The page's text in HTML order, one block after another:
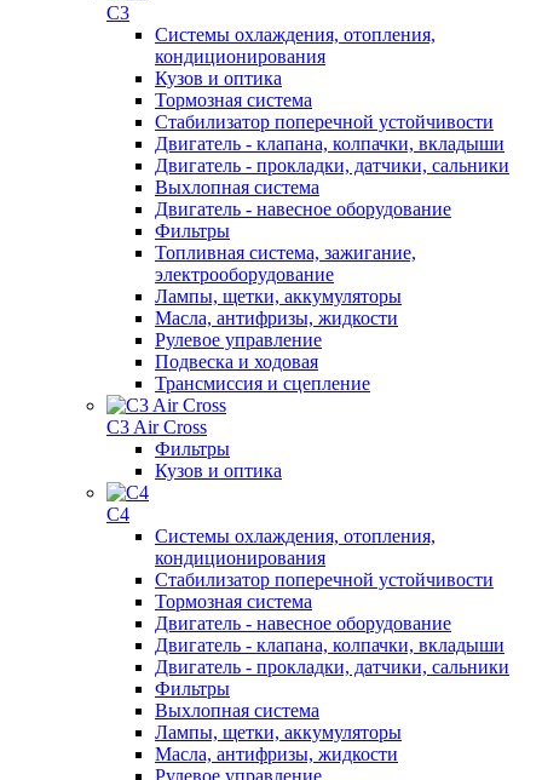
C3
Системы охлаждения, отопления,
кондиционирования
Кузов и оптика
Тормозная система
Стабилизатор поперечной устойчивости
Двигатель - клапана, колпачки, вкладыши
Двигатель - прокладки, датчики, сальники
Выхлопная система
Двигатель - навесное оборудование
Фильтры
Топливная система, зажигание,
электрооборудование
Лампы, щетки, аккумуляторы
Масла, антифризы, жидкости
Рулевое управление
Подвеска и ходовая
Трансмиссия и сцепление
C3 Air Cross
Фильтры
Кузов и оптика
C4
Системы охлаждения, отопления,
кондиционирования
Стабилизатор поперечной устойчивости
Тормозная система
Двигатель - навесное оборудование
Двигатель - клапана, колпачки, вкладыши
Двигатель - прокладки, датчики, сальники
Фильтры
Выхлопная система
Лампы, щетки, аккумуляторы
Масла, антифризы, жидкости
Рулевое управление